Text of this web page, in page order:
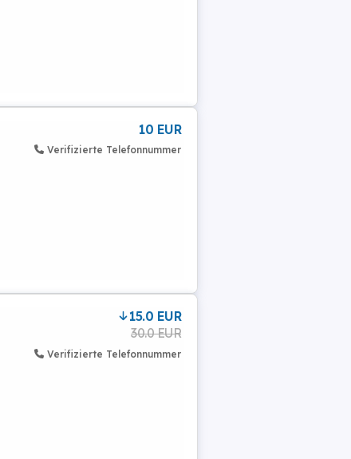
10 EUR
Verifizierte Telefonnummer
15.0 EUR
30.0 EUR
Verifizierte Telefonnummer